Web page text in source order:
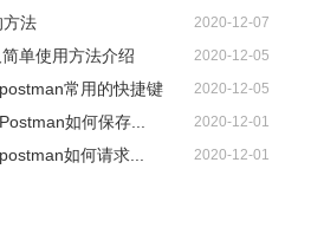
法 2020-12-07
单使用方法介绍 2020-12-05
常用的快捷键 2020-12-05
如何保存... 2020-12-01
如何请求... 2020-12-01